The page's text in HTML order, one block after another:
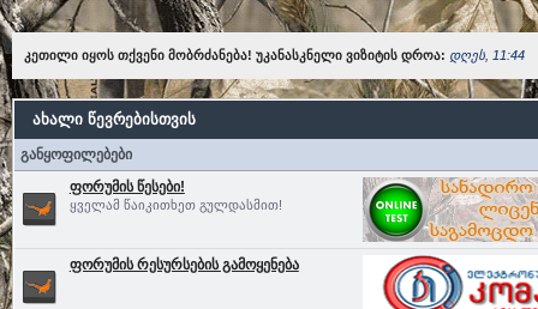
კეთილი იყოს თქვენი მობრძანება! უკანასკნელი ვიზიტის დროა: დღეს, 11:44
ახალი წევრებისთვის
განყოფილებები
ფორუმის წესები!
ყველამ წაიკითხეთ გულდასმით!
ფორუმის რესურსების გამოყენება